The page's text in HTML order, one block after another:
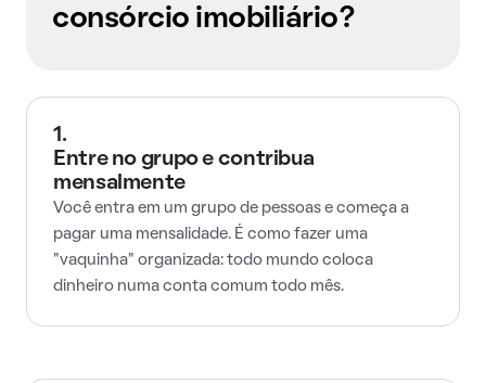
consórcio imobiliário?
1.
Entre no grupo e contribua
mensalmente
Você entra em um grupo de pessoas e começa a
pagar uma mensalidade. É como fazer uma
"vaquinha" organizada: todo mundo coloca
dinheiro numa conta comum todo mês.